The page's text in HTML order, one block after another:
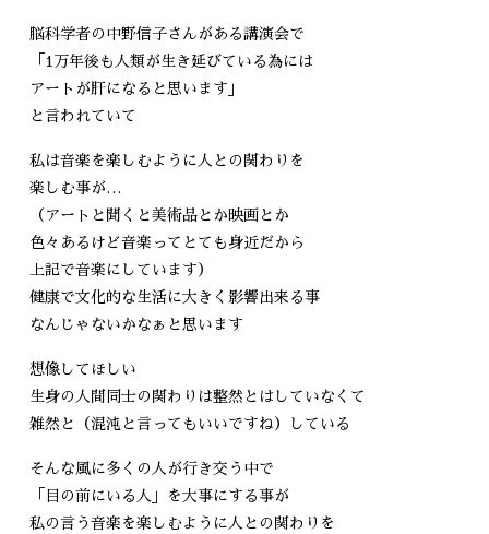
脳科学者の中野信子さんがある講演会で
「1万年後も人類が生き延びている為には
アートが肝になると思います」
と言われていて
私は音楽を楽しむように人との関わりを
楽しむ事が…
（アートと聞くと美術品とか映画とか
色々あるけど音楽ってとても身近だから
上記で音楽にしています）
健康で文化的な生活に大きく影響出来る事
なんじゃないかなぁと思います
想像してほしい
生身の人間同士の関わりは整然とはしていなくて
雑然と（混沌と言ってもいいですね）している
そんな風に多くの人が行き交う中で
「目の前にいる人」を大事にする事が
私の言う音楽を楽しむように人との関わりを